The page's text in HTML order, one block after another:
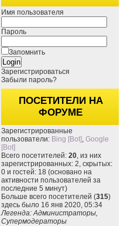
Имя пользователя
Пароль
Запомнить
Зарегистрироваться
Забыли пароль?
ПОСЕТИТЕЛИ НА
ФОРУМЕ
Зарегистрированные
пользователи: Bing [Bot], Google
[Bot]
Всего посетителей: 20, из них
зарегистрированных: 2, скрытых:
0 и гостей: 18 (основано на
активности пользователей за
последние 5 минут)
Больше всего посетителей (315)
здесь было 16 янв 2020, 05:34
Легенда: Администраторы,
Супермодераторы